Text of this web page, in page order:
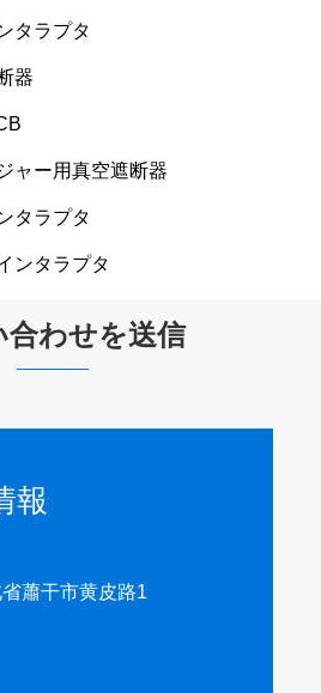
タラプタ
器
ャー用真空遮断器
タラプタ
ンタラプタ
合わせを送信
報
蕭干市黄皮路1